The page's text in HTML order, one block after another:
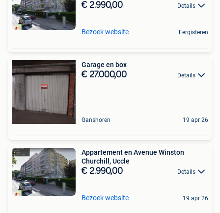
€ 2.990,00 Details
Bezoek website Eergisteren
Garage en box
€ 27.000,00 Details
Ganshoren 19 apr 26
Appartement en Avenue Winston
Churchill, Uccle
€ 2.990,00 Details
Bezoek website 19 apr 26